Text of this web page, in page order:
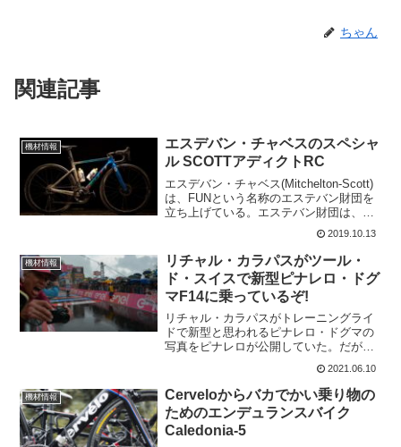
ちゃん
関連記事
機材情報
エスデバン・チャベスのスペシャ
ル SCOTTアディクトRC
エスデバン・チャベス(Mitchelton-Scott)
は、FUNという名称のエステバン財団を
立ち上げている。エステバン財団は、ス
ポーツ（サイクリング）と医学（整形外
科）の2つの主要な柱で機能。FUNエスデ
バン・チャベスのサイクリングチーム...
2019.10.13
機材情報
リチャル・カラパスがツール・
ド・スイスで新型ピナレロ・ドグ
マF14に乗っているぞ!
リチャル・カラパスがトレーニングライ
ドで新型と思われるピナレロ・ドグマの
写真をピナレロが公開していた。だが、
インスタグラムの写真はすぐに削除され
た。だが、今回はツール・ド・スイスで
リチャル・カラパスが実際に新型のピナ
レロ・ドグマに乗っている...
2021.06.10
機材情報
Cerveloからバカでかい乗り物の
ためのエンデュランスバイク
Caledonia-5